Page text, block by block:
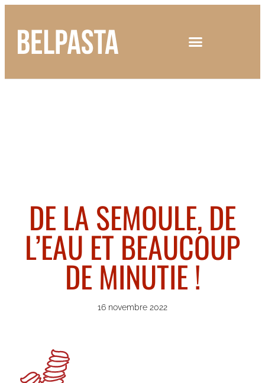
DE LA SEMOULE, DE
L’EAU ET BEAUCOUP
DE MINUTIE !
16 novembre 2022